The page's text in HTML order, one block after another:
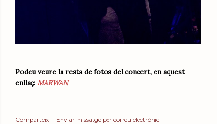
Podeu veure la resta de fotos del concert, en aquest
enllaç: MARWAN
Comparteix
Enviar missatge per correu electrònic